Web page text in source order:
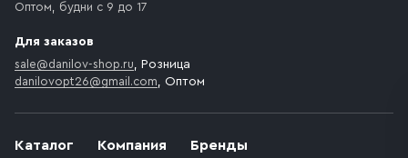
Каталог Компания Бренды
Оптом, будни с 9 до 17
Для заказов
sale@danilov-shop.ru, Розница
danilovopt26@gmail.com, Оптом